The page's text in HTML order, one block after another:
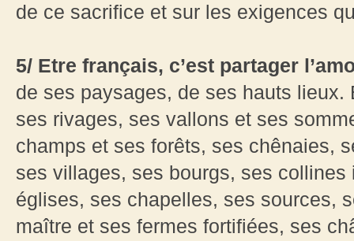
de ce sacrifice et sur les exigences
5/ Etre français, c’est partager
de ses paysages, de ses hauts lieux.
ses rivages, ses vallons et ses
champs et ses forêts, ses chênaies,
ses villages, ses bourgs, ses
églises, ses chapelles, ses sources,
maître et ses fermes fortifiées, ses